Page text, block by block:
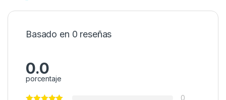
Basado en 0 reseñas
0.0
porcentaje
0